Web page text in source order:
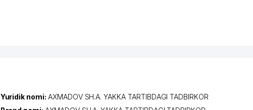
Yuridik nomi: AXMADOV SH.A. YAKKA TARTIBDAGI TADBIRKOR